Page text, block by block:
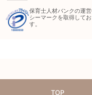
保育士人材バンクの運
シーマークを取得して
す。
TOP